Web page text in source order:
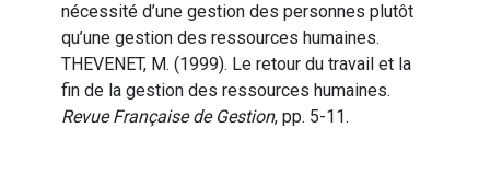
nécessité d’une gestion des personnes plutôt
qu’une gestion des ressources humaines.
THEVENET, M. (1999). Le retour du travail et la
fin de la gestion des ressources humaines.
Revue Française de Gestion, pp. 5-11.